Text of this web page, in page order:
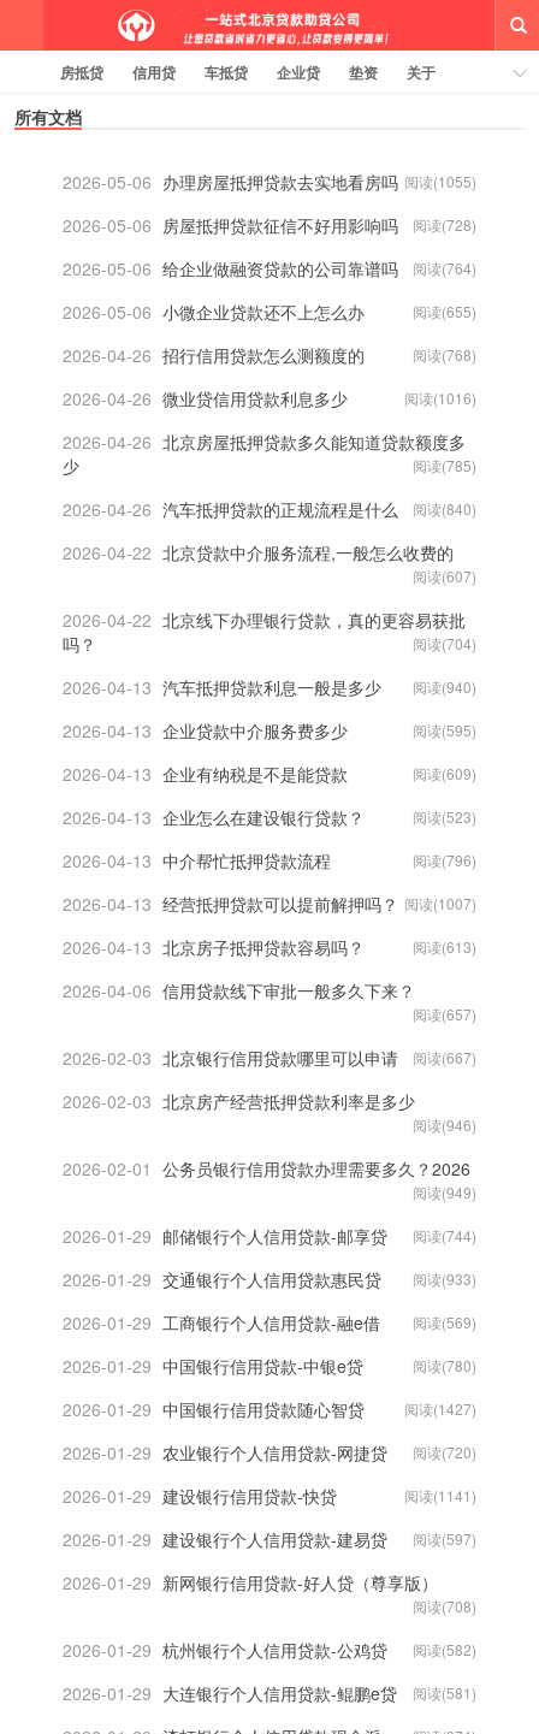
一站式北京贷款助贷钱云路博客
房抵贷 信用贷 车抵贷 企业贷 垫资
关于
线上贷款大纲
所有文档
2026-05-06 办理房屋抵押贷款去实地看房吗 阅读(1055)
2026-05-06 房屋抵押贷款征信不好用影响吗 阅读(728)
2026-05-06 给企业做融资贷款的公司靠谱吗 阅读(764)
2026-05-06 小微企业贷款还不上怎么办 阅读(655)
2026-04-26 招行信用贷款怎么测额度的 阅读(768)
2026-04-26 微业贷信用贷款利息多少 阅读(1016)
2026-04-26 北京房屋抵押贷款多久能知道贷款额度多
少
阅读(785)
2026-04-26 汽车抵押贷款的正规流程是什么 阅读(840)
2026-04-22 北京贷款中介服务流程,一般怎么收费的
阅读(607)
2026-04-22 北京线下办理银行贷款，真的更容易获批
吗？
阅读(704)
2026-04-13 汽车抵押贷款利息一般是多少 阅读(940)
2026-04-13 企业贷款中介服务费多少 阅读(595)
2026-04-13 企业有纳税是不是能贷款 阅读(609)
2026-04-13 企业怎么在建设银行贷款？ 阅读(523)
2026-04-13 中介帮忙抵押贷款流程 阅读(796)
2026-04-13 经营抵押贷款可以提前解押吗？ 阅读(1007)
2026-04-13 北京房子抵押贷款容易吗？ 阅读(613)
2026-04-06 信用贷款线下审批一般多久下来？
阅读(657)
2026-02-03 北京银行信用贷款哪里可以申请 阅读(667)
2026-02-03 北京房产经营抵押贷款利率是多少
阅读(946)
2026-02-01 公务员银行信用贷款办理需要多久？2026
阅读(949)
2026-01-29 邮储银行个人信用贷款-邮享贷 阅读(744)
2026-01-29 交通银行个人信用贷款惠民贷 阅读(933)
2026-01-29 工商银行个人信用贷款-融e借 阅读(569)
2026-01-29 中国银行信用贷款-中银e贷 阅读(780)
2026-01-29 中国银行信用贷款随心智贷 阅读(1427)
2026-01-29 农业银行个人信用贷款-网捷贷 阅读(720)
2026-01-29 建设银行信用贷款-快贷 阅读(1141)
2026-01-29 建设银行个人信用贷款-建易贷 阅读(597)
2026-01-29 新网银行信用贷款-好人贷（尊享版）
阅读(708)
2026-01-29 杭州银行个人信用贷款-公鸡贷 阅读(582)
2026-01-29 大连银行个人信用贷款-鲲鹏e贷 阅读(581)